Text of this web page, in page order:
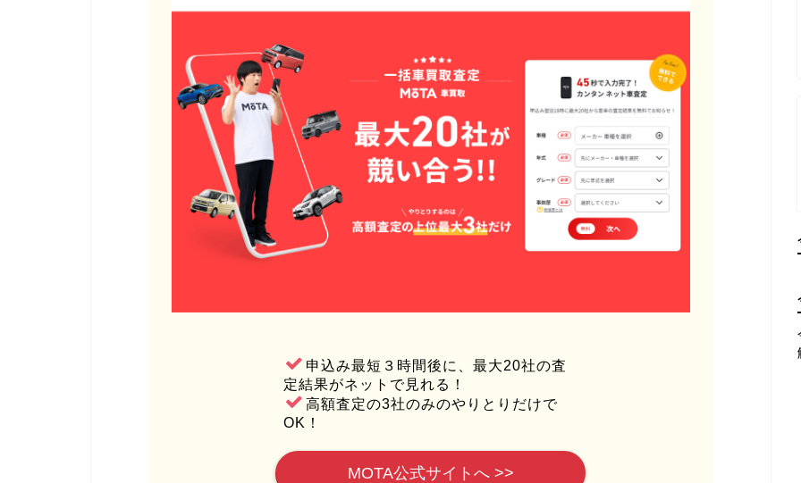
申込み最短３時間後に、最大20社の査
定結果がネットで見れる！
高額査定の3社のみのやりとりだけで
OK！
MOTA公式サイトへ >>